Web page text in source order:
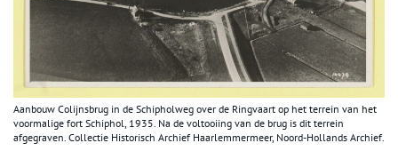
Aanbouw Colijnsbrug in de Schipholweg over de Ringvaart op het terrein van het
voormalige fort Schiphol, 1935. Na de voltooiing van de brug is dit terrein
afgegraven. Collectie Historisch Archief Haarlemmermeer, Noord-Hollands Archief.